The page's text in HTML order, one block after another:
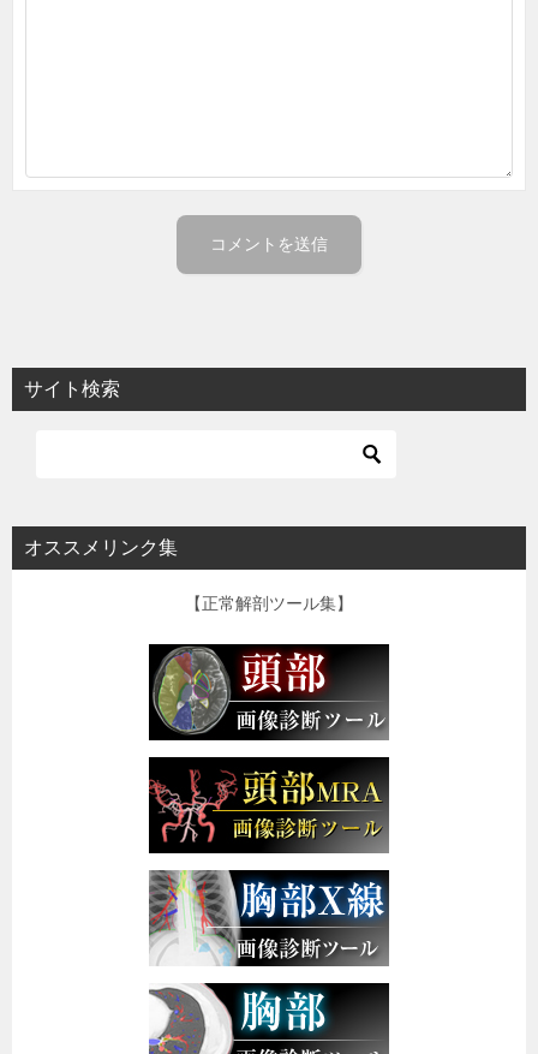
サイト検索
オススメリンク集
【正常解剖ツール集】